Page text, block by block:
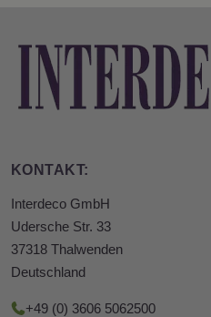
KONTAKT:
Interdeco GmbH
Udersche Str. 33
37318 Thalwenden
Deutschland
+49 (0) 3606 5062500